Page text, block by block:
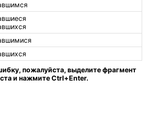
пожалуйста, выделите фрагмент
и нажмите Ctrl+Enter.